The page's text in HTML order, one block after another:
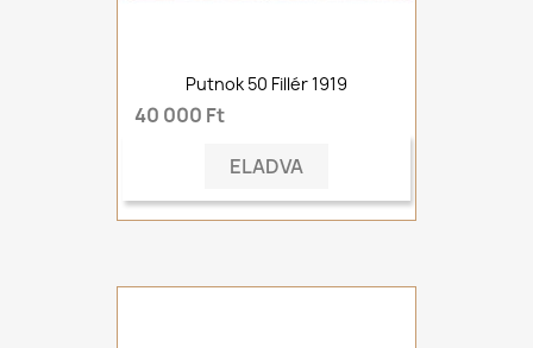
Putnok 50 Fillér 1919
40 000 Ft
ELADVA